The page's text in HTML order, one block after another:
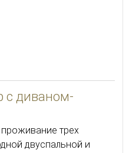
с диваном-
трех
двуспальной и